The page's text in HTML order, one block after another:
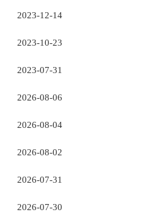
2023-12-14
2023-10-23
2023-07-31
2026-08-06
2026-08-04
2026-08-02
2026-07-31
2026-07-30